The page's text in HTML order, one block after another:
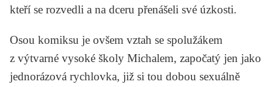
kteří se rozvedli a na dceru přenášeli své úzkosti.
Osou komiksu je ovšem vztah se spolužákem
z výtvarné vysoké školy Michalem, započatý jen jako
jednorázová rychlovka, již si tou dobou sexuálně